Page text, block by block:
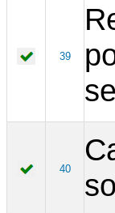
39
40